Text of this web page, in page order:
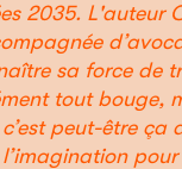
2035. L'auteur
sa force de
tout bouge,
peut-être ça